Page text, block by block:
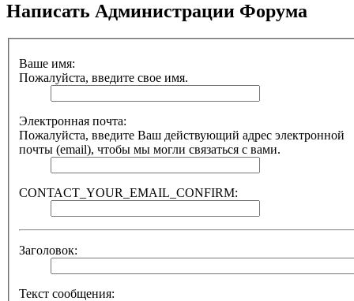
Написать Администрации Форума
Ваше имя:
Пожалуйста, введите свое имя.
Электронная почта:
Пожалуйста, введите Ваш действующий адрес электронной
почты (email), чтобы мы могли связаться с вами.
CONTACT_YOUR_EMAIL_CONFIRM:
Заголовок:
Текст сообщения: